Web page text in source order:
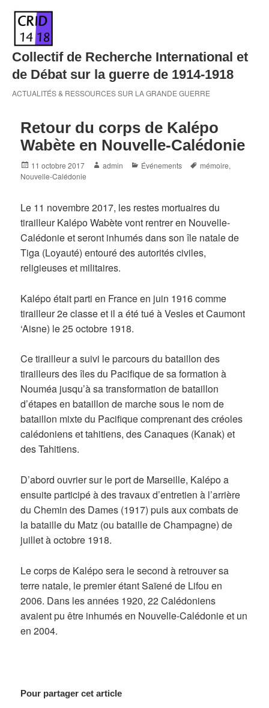
content
Collectif de Recherche International et
de Débat sur la guerre de 1914-1918
ACTUALITÉS & RESSOURCES SUR LA GRANDE GUERRE
Retour du corps de Kalépo
Wabète en Nouvelle-Calédonie
Posted
on
11 octobre 2017 Author
admin Categories
Événements Tags
mémoire,
Nouvelle-Calédonie
Le 11 novembre 2017, les restes mortuaires du
tirailleur Kalépo Wabète vont rentrer en Nouvelle-
Calédonie et seront inhumés dans son île natale de
Tiga (Loyauté) entouré des autorités civiles,
religieuses et militaires.
Kalépo était parti en France en juin 1916 comme
tirailleur 2e classe et il a été tué à Vesles et Caumont
‘Aisne) le 25 octobre 1918.
Ce tirailleur a suivi le parcours du bataillon des
tirailleurs des îles du Pacifique de sa formation à
Nouméa jusqu’à sa transformation de bataillon
d’étapes en bataillon de marche sous le nom de
bataillon mixte du Pacifique comprenant des créoles
calédoniens et tahitiens, des Canaques (Kanak) et
des Tahitiens.
D’abord ouvrier sur le port de Marseille, Kalépo a
ensuite participé à des travaux d’entretien à l’arrière
du Chemin des Dames (1917) puis aux combats de
la bataille du Matz (ou bataille de Champagne) de
juillet à octobre 1918.
Le corps de Kalépo sera le second à retrouver sa
terre natale, le premier étant Saïené de Lifou en
2006. Dans les années 1920, 22 Calédoniens
avaient pu être inhumés en Nouvelle-Calédonie et un
en 2004.
Pour partager cet article